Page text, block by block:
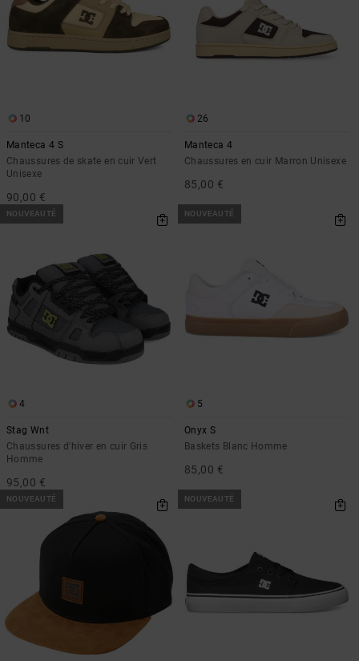
10
Manteca 4 S
Chaussures de skate en cuir Vert
Unisexe
90,00 €
26
Manteca 4
Chaussures en cuir Marron Unisexe
85,00 €
NOUVEAUTÉ
4
Stag Wnt
Chaussures d'hiver en cuir Gris
Homme
95,00 €
NOUVEAUTÉ
5
Onyx S
Baskets Blanc Homme
85,00 €
NOUVEAUTÉ NOUVEAUTÉ